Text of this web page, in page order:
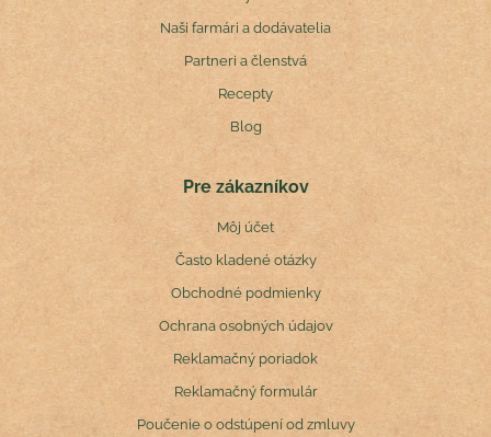
Naši farmári a dodávatelia
Partneri a členstvá
Recepty
Blog
Pre zákazníkov
Môj účet
Často kladené otázky
Obchodné podmienky
Ochrana osobných údajov
Reklamačný poriadok
Reklamačný formulár
Poučenie o odstúpení od zmluvy